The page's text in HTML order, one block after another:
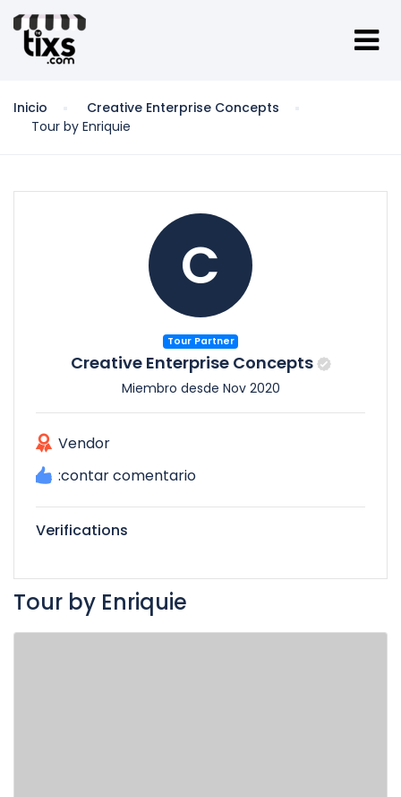
Inicio
Creative Enterprise Concepts
Tour by Enriquie
C
Tour Partner
Creative Enterprise Concepts
Miembro desde Nov 2020
Vendor
:contar comentario
Verifications
Tour by Enriquie